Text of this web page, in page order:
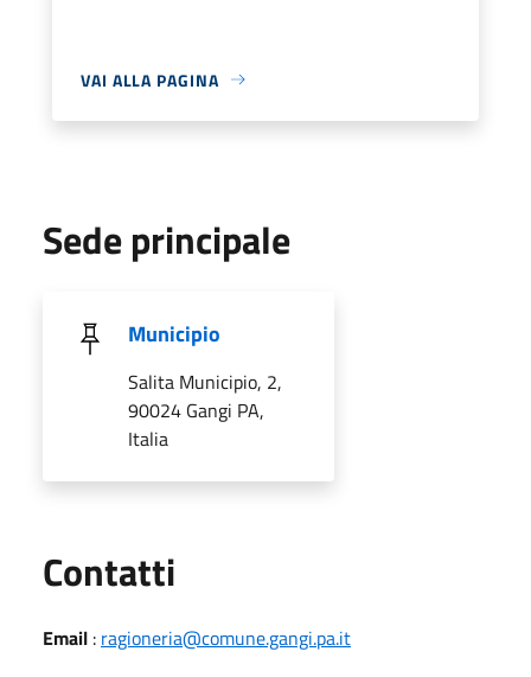
VAI ALLA PAGINA
Sede principale
Municipio
Salita Municipio, 2,
90024 Gangi PA,
Italia
Contatti
Email : ragioneria@comune.gangi.pa.it